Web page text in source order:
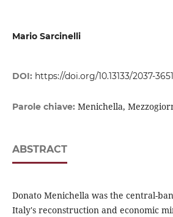
Mario Sarcinelli
DOI: https://doi.org/10.13133/2037-
Parole chiave: Menichella,
ABSTRACT
Donato Menichella was the central-
Italy's reconstruction and economic